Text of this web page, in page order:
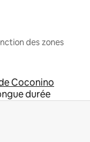
des zones
Coconino
durée